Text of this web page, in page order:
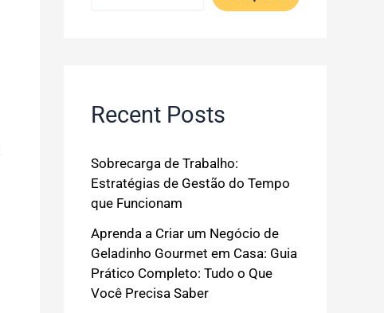
Recent Posts
Sobrecarga de Trabalho:
Estratégias de Gestão do Tempo
que Funcionam
Aprenda a Criar um Negócio de
Geladinho Gourmet em Casa: Guia
Prático Completo: Tudo o Que
Você Precisa Saber